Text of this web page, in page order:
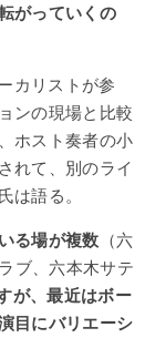
がっていくの
カリストが参
ンの現場と比較
ホスト奏者の小
れて、別のライ
は語る。
る場が複数 （六
ブ、六本木サテ
が、最近はボー
目にバリエーシ